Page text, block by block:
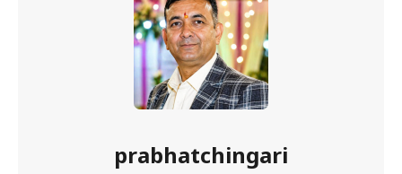
prabhatchingari